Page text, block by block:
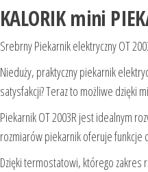
KALORIK mini
Srebrny Piekarnik elektryczny OT
Nieduży, praktyczny piekarnik
satysfakcji? Teraz to możliwe dzięki
Piekarnik OT 2003R jest idealnym
rozmiarów piekarnik oferuje funkcje
Dzięki termostatowi, którego zakres